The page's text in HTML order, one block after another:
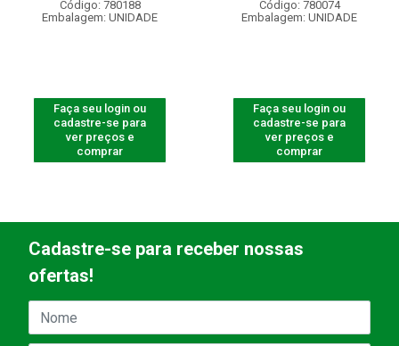
Código: 780188
Embalagem: UNIDADE
Faça seu login ou
cadastre-se para
ver preços e
comprar
Código: 780074
Embalagem: UNIDADE
Faça seu login ou
cadastre-se para
ver preços e
comprar
Cadastre-se para receber nossas
ofertas!